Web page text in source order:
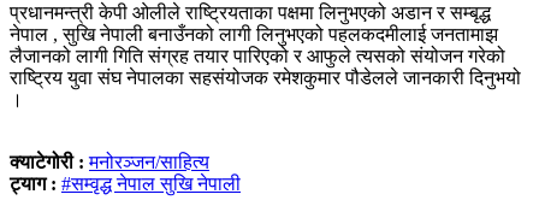
प्रधानमन्त्री केपी ओलीले राष्ट्रियताका पक्षमा लिनुभएको अडान र सम्बृद्ध
नेपाल , सुखि नेपाली बनाउँनको लागी लिनुभएको पहलकदमीलाई जनतामाझ
लैजानको लागी गिति संग्रह तयार पारिएको र आफुले त्यसको संयोजन गरेको
राष्ट्रिय युवा संघ नेपालका सहसंयोजक रमेशकुमार पौडेलले जानकारी दिनुभयो
।
क्याटेगोरी :मनोरञ्जन/साहित्य
ट्याग : #सम्वृद्ध नेपाल सुखि नेपाली